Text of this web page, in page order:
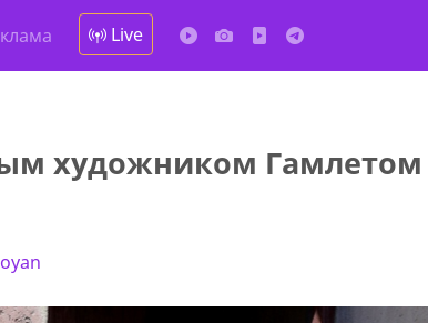
Live
художником Гамлетом